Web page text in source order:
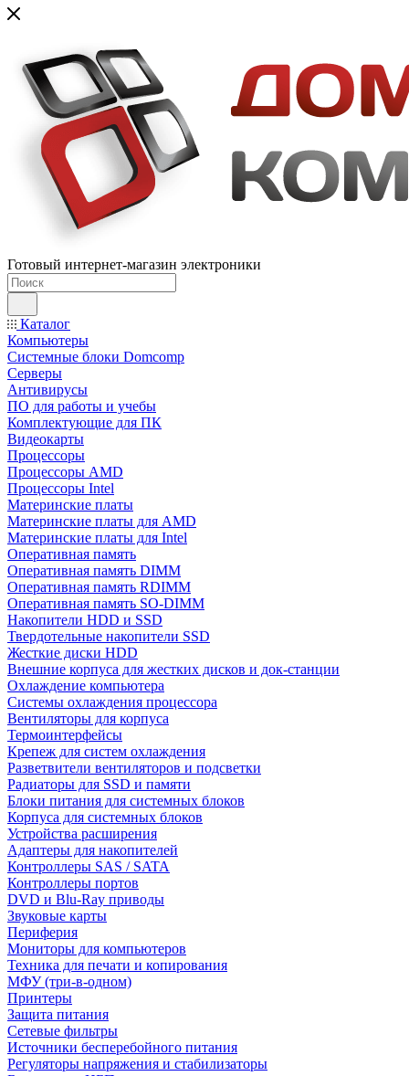
Готовый интернет-магазин электроники
Каталог
Компьютеры
Системные блоки Domcomp
Серверы
Антивирусы
ПО для работы и учебы
Комплектующие для ПК
Видеокарты
Процессоры
Процессоры AMD
Процессоры Intel
Материнские платы
Материнские платы для AMD
Материнские платы для Intel
Оперативная память
Оперативная память DIMM
Оперативная память RDIMM
Оперативная память SO-DIMM
Накопители HDD и SSD
Твердотельные накопители SSD
Жесткие диски HDD
Внешние корпуса для жестких дисков и док-станции
Охлаждение компьютера
Системы охлаждения процессора
Вентиляторы для корпуса
Термоинтерфейсы
Крепеж для систем охлаждения
Разветвители вентиляторов и подсветки
Радиаторы для SSD и памяти
Блоки питания для системных блоков
Корпуса для системных блоков
Устройства расширения
Адаптеры для накопителей
Контроллеры SAS / SATA
Контроллеры портов
DVD и Blu-Ray приводы
Звуковые карты
Периферия
Мониторы для компьютеров
Техника для печати и копирования
МФУ (три-в-одном)
Принтеры
Защита питания
Сетевые фильтры
Источники бесперебойного питания
Регуляторы напряжения и стабилизаторы